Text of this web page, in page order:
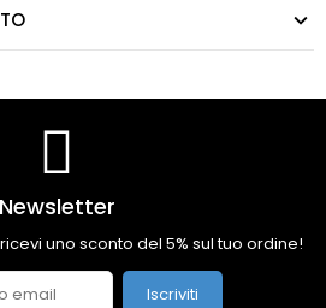
Newsletter
uno sconto del 5% sul tuo ordine!
Iscriviti